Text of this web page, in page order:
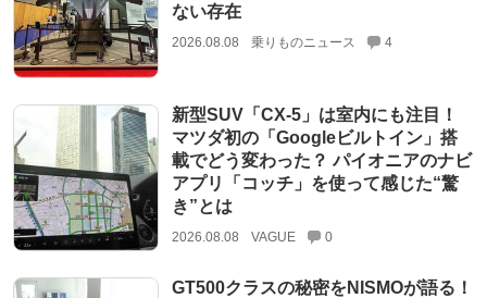
ない存在
2026.08.08 乗りものニュース 4
新型SUV「CX-5」は室内にも注目！
マツダ初の「Googleビルトイン」搭
載でどう変わった？ パイオニアのナビ
アプリ「コッチ」を使って感じた“驚
き”とは
2026.08.08 VAGUE 0
GT500クラスの秘密をNISMOが語る！